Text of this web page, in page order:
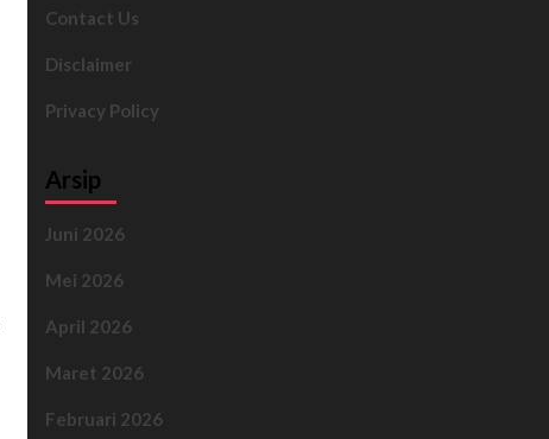
Contact Us
Disclaimer
Privacy Policy
Arsip
Juni 2026
Mei 2026
April 2026
Maret 2026
Februari 2026